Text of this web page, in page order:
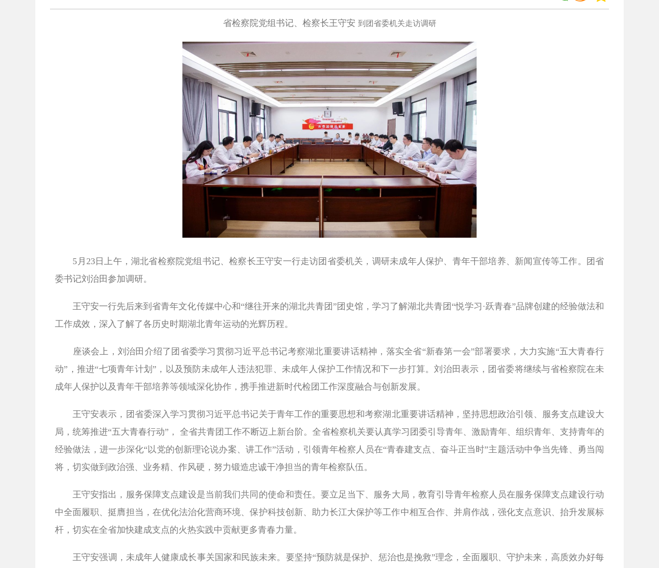
省检察院党组书记、检察长王守安 到团省委机关走访调研
5月23日上午，湖北省检察院党组书记、检察长王守安一行走访团省委机关，调研未成年人保护、青年干部培养、新闻宣传等工作。团省
委书记刘治田参加调研。
王守安一行先后来到省青年文化传媒中心和“继往开来的湖北共青团”团史馆，学习了解湖北共青团“悦学习·跃青春”品牌创建的经验做法和
工作成效，深入了解了各历史时期湖北青年运动的光辉历程。
座谈会上，刘治田介绍了团省委学习贯彻习近平总书记考察湖北重要讲话精神，落实全省“新春第一会”部署要求，大力实施“五大青春行
动”，推进“七项青年计划”，以及预防未成年人违法犯罪、未成年人保护工作情况和下一步打算。刘治田表示，团省委将继续与省检察院在未
成年人保护以及青年干部培养等领域深化协作，携手推进新时代检团工作深度融合与创新发展。
王守安表示，团省委深入学习贯彻习近平总书记关于青年工作的重要思想和考察湖北重要讲话精神，坚持思想政治引领、服务支点建设大
局，统筹推进“五大青春行动”， 全省共青团工作不断迈上新台阶。全省检察机关要认真学习团委引导青年、激励青年、组织青年、支持青年的
经验做法，进一步深化“以党的创新理论说办案、讲工作”活动，引领青年检察人员在“青春建支点、奋斗正当时”主题活动中争当先锋、勇当闯
将，切实做到政治强、业务精、作风硬，努力锻造忠诚干净担当的青年检察队伍。
王守安指出，服务保障支点建设是当前我们共同的使命和责任。要立足当下、服务大局，教育引导青年检察人员在服务保障支点建设行动
中全面履职、挺膺担当，在优化法治化营商环境、保护科技创新、助力长江大保护等工作中相互合作、并肩作战，强化支点意识、抬升发展标
杆，切实在全省加快建成支点的火热实践中贡献更多青春力量。
王守安强调，未成年人健康成长事关国家和民族未来。要坚持“预防就是保护、惩治也是挽救”理念，全面履职、守护未来，高质效办好每